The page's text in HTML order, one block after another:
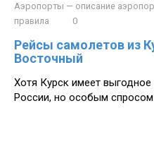
Аэропорты — описание
правила
0
Рейсы самолетов из
Восточный
Хотя Курск имеет
России, но особым